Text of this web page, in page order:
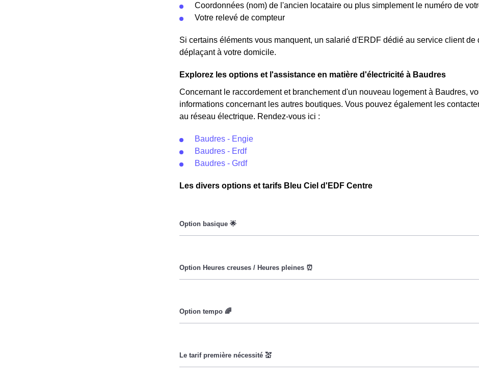
Coordonnées (nom) de l'ancien locataire ou plus simplement le numéro de
Votre relevé de compteur
Si certains éléments vous manquent, un salarié d'ERDF dédié au service client
déplaçant à votre domicile.
Explorez les options et l'assistance en matière d'électricité à Baudres
Concernant le raccordement et branchement d'un nouveau logement à Baudres,
informations concernant les autres boutiques. Vous pouvez également les
au réseau électrique. Rendez-vous ici :
Baudres - Engie
Baudres - Erdf
Baudres - Grdf
Les divers options et tarifs Bleu Ciel d'EDF Centre